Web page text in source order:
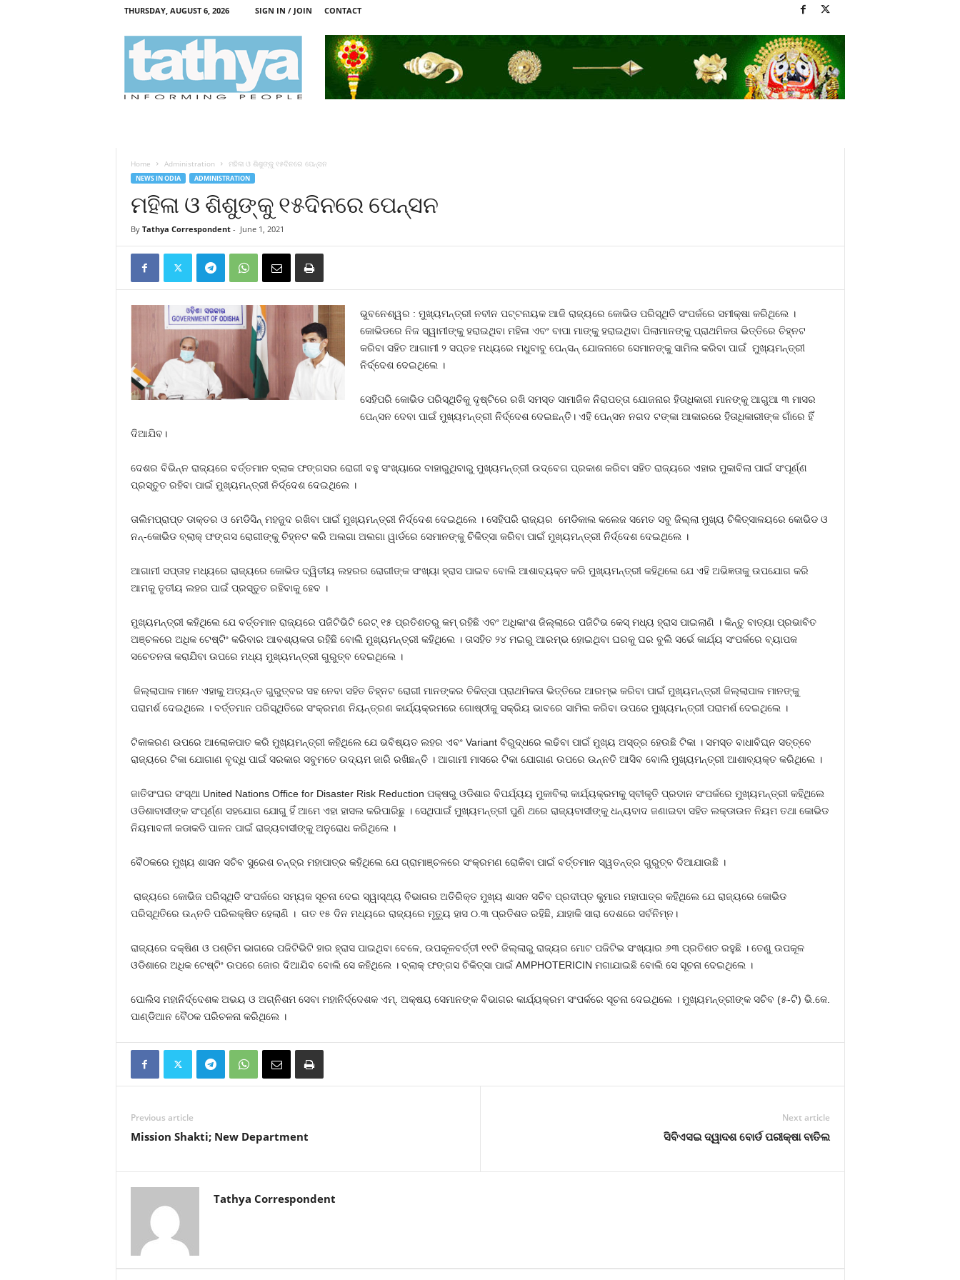
THURSDAY, AUGUST 6, 2026 SIGN IN / JOIN CONTACT
Home Administration ମହିଳା ଓ ଶିଶୁଙ୍କୁ ୧୫ଦିନରେ ପେନ୍‍ସନ
NEWS IN ODIA ADMINISTRATION
ମହିଳା ଓ ଶିଶୁଙ୍କୁ ୧୫ଦିନରେ ପେନ୍‍ସନ
By Tathya Correspondent- June 1, 2021
ଭୁବନେଶ୍ୱର : ମୁଖ୍ୟମନ୍ତ୍ରୀ ନବୀନ ପଟ୍ଟନାୟକ ଆଜି ରାଜ୍ୟରେ କୋଭିଡ ପରିସ୍ଥିତି ସଂପର୍କରେ ସମୀକ୍ଷା କରିଥିଲେ ।
କୋଭିଡରେ ନିଜ ସ୍ୱାମୀଙ୍କୁ ହରାଇଥିବା ମହିଳା ଏବଂ ବାପା ମାଙ୍କୁ ହରାଇଥିବା ପିଲାମାନଙ୍କୁ ପ୍ରାଥମିକତା ଭିତ୍ତିରେ ଚିହ୍ନଟ
କରିବା ସହିତ ଆଗାମୀ ୨ ସପ୍ତହ ମଧ୍ୟରେ ମଧୁବାବୁ ପେନ୍‌ସନ୍‌ ଯୋଜନାରେ ସେମାନଙ୍କୁ ସାମିଲ କରିବା ପାଇଁ ମୁଖ୍ୟମନ୍ତ୍ରୀ
ନିର୍ଦ୍ଦେଶ ଦେଇଥିଲେ ।
ସେହିପରି କୋଭିଡ ପରିସ୍ଥିତିକୁ ଦୃଷ୍ଟିରେ ରଖି ସମସ୍ତ ସାମାଜିକ ନିରାପତ୍ତା ଯୋଜନାର ହିତାଧିକାରୀ ମାନଙ୍କୁ ଆଗୁଆ ୩ ମାସର
ପେନ୍‌ସନ ଦେବା ପାଇଁ ମୁଖ୍ୟମନ୍ତ୍ରୀ ନିର୍ଦ୍ଦେଶ ଦେଇଛନ୍ତି। ଏହି ପେନ୍‌ସନ ନଗଦ ଟଙ୍କା ଆକାରରେ ହିତାଧିକାରୀଙ୍କ ଗାଁରେ ହିଁ
ଦିଆଯିବ।
ଦେଶର ବିଭିନ୍ନ ରାଜ୍ୟରେ ବର୍ତ୍ତମାନ ବ୍ଲାକ ଫଙ୍ଗସର ରୋଗୀ ବହୁ ସଂଖ୍ୟାରେ ବାହାରୁଥିବାରୁ ମୁଖ୍ୟମନ୍ତ୍ରୀ ଉଦ୍‌ବେଗ ପ୍ରକାଶ କରିବା ସହିତ ରାଜ୍ୟରେ ଏହାର ମୁକାବିଲା ପାଇଁ ସଂପୂର୍ଣ୍ଣ
ପ୍ରସ୍ତୁତ ରହିବା ପାଇଁ ମୁଖ୍ୟମନ୍ତ୍ରୀ ନିର୍ଦ୍ଦେଶ ଦେଇଥିଲେ ।
ତାଲିମପ୍ରାପ୍ତ ଡାକ୍ତର ଓ ମେଡିସିନ୍‌ ମହଜୁଦ ରଖିବା ପାଇଁ ମୁଖ୍ୟମନ୍ତ୍ରୀ ନିର୍ଦ୍ଦେଶ ଦେଇଥିଲେ । ସେହିପରି ରାଜ୍ୟର ମେଡିକାଲ କଲେଜ ସମେତ ସବୁ ଜିଲ୍ଲା ମୁଖ୍ୟ ଚିକିତ୍ସାଳୟରେ କୋଭିଡ ଓ
ନନ୍‌-କୋଭିଡ ବ୍ଲାକ୍‌ ଫଙ୍ଗସ ରୋଗୀଙ୍କୁ ଚିହ୍ନଟ କରି ଅଲଗା ଅଲଗା ୱାର୍ଡରେ ସେମାନଙ୍କୁ ଚିକିତ୍ସା କରିବା ପାଇଁ ମୁଖ୍ୟମନ୍ତ୍ରୀ ନିର୍ଦ୍ଦେଶ ଦେଇଥିଲେ ।
ଆଗାମୀ ସପ୍ତାହ ମଧ୍ୟରେ ରାଜ୍ୟରେ କୋଭିଡ ଦ୍ୱିତୀୟ ଲହରର ରୋଗୀଙ୍କ ସଂଖ୍ୟା ହ୍ରାସ ପାଇବ ବୋଲି ଆଶାବ୍ୟକ୍ତ କରି ମୁଖ୍ୟମନ୍ତ୍ରୀ କହିଥିଲେ ଯେ ଏହି ଅଭିଜ୍ଞତାକୁ ଉପଯୋଗ କରି
ଆମକୁ ତୃତୀୟ ଲହର ପାଇଁ ପ୍ରସ୍ତୁତ ରହିବାକୁ ହେବ ।
ମୁଖ୍ୟମନ୍ତ୍ରୀ କହିଥିଲେ ଯେ ବର୍ତ୍ତମାନ ରାଜ୍ୟରେ ପଜିଟିଭିଟି ରେଟ୍‌ ୧୫ ପ୍ରତିଶତରୁ କମ୍‌ ରହିଛି ଏବଂ ଅଧିକାଂଶ ଜିଲ୍ଲାରେ ପଜିଟିଭ କେସ୍‌ ମଧ୍ୟ ହ୍ରାସ ପାଇଲାଣି । କିନ୍ତୁ ବାତ୍ୟା ପ୍ରଭାବିତ
ଅଞ୍ଚଳରେ ଅଧିକ ଟେଷ୍ଟିଂ କରିବାର ଆବଶ୍ୟକତା ରହିଛି ବୋଲି ମୁଖ୍ୟମନ୍ତ୍ରୀ କହିଥିଲେ । ତାସହିତ ୨୪ ମଇରୁ ଆରମ୍ଭ ହୋଇଥିବା ଘରକୁ ଘର ବୁଲି ସର୍ଭେ କାର୍ଯ୍ୟ ସଂପର୍କରେ ବ୍ୟାପକ
ସଚେତନତା କରାଯିବା ଉପରେ ମଧ୍ୟ ମୁଖ୍ୟମନ୍ତ୍ରୀ ଗୁରୁତ୍ବ ଦେଇଥିଲେ ।
ଜିଲ୍ଲାପାଳ ମାନେ ଏହାକୁ ଅତ୍ୟନ୍ତ ଗୁରୁତ୍ବର ସହ ନେବା ସହିତ ଚିହ୍ନଟ ରୋଗୀ ମାନଙ୍କର ଚିକିତ୍ସା ପ୍ରାଥମିକତା ଭିତ୍ତିରେ ଆରମ୍ଭ କରିବା ପାଇଁ ମୁଖ୍ୟମନ୍ତ୍ରୀ ଜିଲ୍ଲାପାଳ ମାନଙ୍କୁ
ପରାମର୍ଶ ଦେଇଥିଲେ । ବର୍ତ୍ତମାନ ପରିସ୍ଥିତିରେ ସଂକ୍ରମଣ ନିୟନ୍ତ୍ରଣ କାର୍ଯ୍ୟକ୍ରମରେ ଗୋଷ୍ଠୀକୁ ସକ୍ରିୟ ଭାବରେ ସାମିଲ କରିବା ଉପରେ ମୁଖ୍ୟମନ୍ତ୍ରୀ ପରାମର୍ଶ ଦେଇଥିଲେ ।
ଟିକାକରଣ ଉପରେ ଆଲୋକପାତ କରି ମୁଖ୍ୟମନ୍ତ୍ରୀ କହିଥିଲେ ଯେ ଭବିଷ୍ୟତ ଲହର ଏବଂ Variant ବିରୁଦ୍ଧରେ ଲଢିବା ପାଇଁ ମୁଖ୍ୟ ଅସ୍ତ୍ର ହେଉଛି ଟିକା । ସମସ୍ତ ବାଧାବିଘ୍ନ ସତ୍ତ୍ବେ
ରାଜ୍ୟରେ ଟିକା ଯୋଗାଣ ବୃଦ୍ଧି ପାଇଁ ସରକାର ସବୁମତେ ଉଦ୍ୟମ ଜାରି ରଖିଛନ୍ତି । ଆଗାମୀ ମାସରେ ଟିକା ଯୋଗାଣ ଉପରେ ଉନ୍ନତି ଆସିବ ବୋଲି ମୁଖ୍ୟମନ୍ତ୍ରୀ ଆଶାବ୍ୟକ୍ତ କରିଥିଲେ ।
ଜାତିସଂଘର ସଂସ୍ଥା United Nations Office for Disaster Risk Reduction ପକ୍ଷରୁ ଓଡିଶାର ବିପର୍ଯ୍ୟୟ ମୁକାବିଲା କାର୍ଯ୍ୟକ୍ରମକୁ ସ୍ବୀକୃତି ପ୍ରଦାନ ସଂପର୍କରେ ମୁଖ୍ୟମନ୍ତ୍ରୀ କହିଥିଲେ
ଓଡିଶାବାସୀଙ୍କ ସଂପୂର୍ଣ୍ଣ ସହଯୋଗ ଯୋଗୁ ହିଁ ଆମେ ଏହା ହାସଲ କରିପାରିଛୁ । ସେଥିପାଇଁ ମୁଖ୍ୟମନ୍ତ୍ରୀ ପୁଣି ଥରେ ରାଜ୍ୟବାସୀଙ୍କୁ ଧନ୍ୟବାଦ ଜଣାଇବା ସହିତ ଲକ୍‌ଡାଉନ ନିୟମ ତଥା କୋଭିଡ
ନିୟମାବଳୀ କଡାକଡି ପାଳନ ପାଇଁ ରାଜ୍ୟବାସୀଙ୍କୁ ଅନୁରୋଧ କରିଥିଲେ ।
ବୈଠକରେ ମୁଖ୍ୟ ଶାସନ ସଚିବ ସୁରେଶ ଚନ୍ଦ୍ର ମହାପାତ୍ର କହିଥିଲେ ଯେ ଗ୍ରାମାଞ୍ଚଳରେ ସଂକ୍ରମଣ ରୋକିବା ପାଇଁ ବର୍ତ୍ତମାନ ସ୍ୱତନ୍ତ୍ର ଗୁରୁତ୍ବ ଦିଆଯାଉଛି ।
ରାଜ୍ୟରେ କୋଭିଜ ପରିସ୍ଥିତି ସଂପର୍କରେ ସମ୍ୟକ ସୂଚନା ଦେଇ ସ୍ୱାସ୍ଥ୍ୟ ବିଭାଗର ଅତିରିକ୍ତ ମୁଖ୍ୟ ଶାସନ ସଚିବ ପ୍ରଦୀପ୍ତ କୁମାର ମହାପାତ୍ର କହିଥିଲେ ଯେ ରାଜ୍ୟରେ କୋଭିଡ
ପରିସ୍ଥିତିରେ ଉନ୍ନତି ପରିଲକ୍ଷିତ ହେଲାଣି । ଗତ ୧୫ ଦିନ ମଧ୍ୟରେ ରାଜ୍ୟରେ ମୃତ୍ୟୁ ହାସ ୦.୩ ପ୍ରତିଶତ ରହିଛି, ଯାହାକି ସାରା ଦେଶରେ ସର୍ବନିମ୍ନ।
ରାଜ୍ୟରେ ଦକ୍ଷିଣ ଓ ପଶ୍ଚିମ ଭାଗରେ ପଜିଟିଭିଟି ହାର ହ୍ରାସ ପାଇଥିବା ବେଳେ, ଉପକୂଳବର୍ତ୍ତୀ ୧୧ଟି ଜିଲ୍ଲାରୁ ରାଜ୍ୟର ମୋଟ ପଜିଟିଭ ସଂଖ୍ୟାର ୬୩ ପ୍ରତିଶତ ରହୁଛି । ତେଣୁ ଉପକୂଳ
ଓଡିଶାରେ ଅଧିକ ଟେଷ୍ଟିଂ ଉପରେ ଜୋର ଦିଆଯିବ ବୋଲି ସେ କହିଥିଲେ । ବ୍ଲାକ୍‌ ଫଙ୍ଗସ ଚିକିତ୍ସା ପାଇଁ AMPHOTERICIN ମଗାଯାଇଛି ବୋଲି ସେ ସୂଚନା ଦେଇଥିଲେ ।
ପୋଲିସ ମହାନିର୍ଦ୍ଦେଶକ ଅଭୟ ଓ ଅଗ୍ନିଶମ ସେବା ମହାନିର୍ଦ୍ଦେଶକ ଏମ୍‌. ଅକ୍ଷୟ ସେମାନଙ୍କ ବିଭାଗର କାର୍ଯ୍ୟକ୍ରମ ସଂପର୍କରେ ସୂଚନା ଦେଇଥିଲେ । ମୁଖ୍ୟମନ୍ତ୍ରୀଙ୍କ ସଚିବ (୫-ଟି) ଭି.କେ.
ପାଣ୍ଡିଆନ ବୈଠକ ପରିଚଳନା କରିଥିଲେ ।
Previous article
Mission Shakti; New Department
Next article
ସିବିଏସଇ ଦ୍ୱାଦଶ ବୋର୍ଡ ପରୀକ୍ଷା ବାତିଲ
Tathya Correspondent